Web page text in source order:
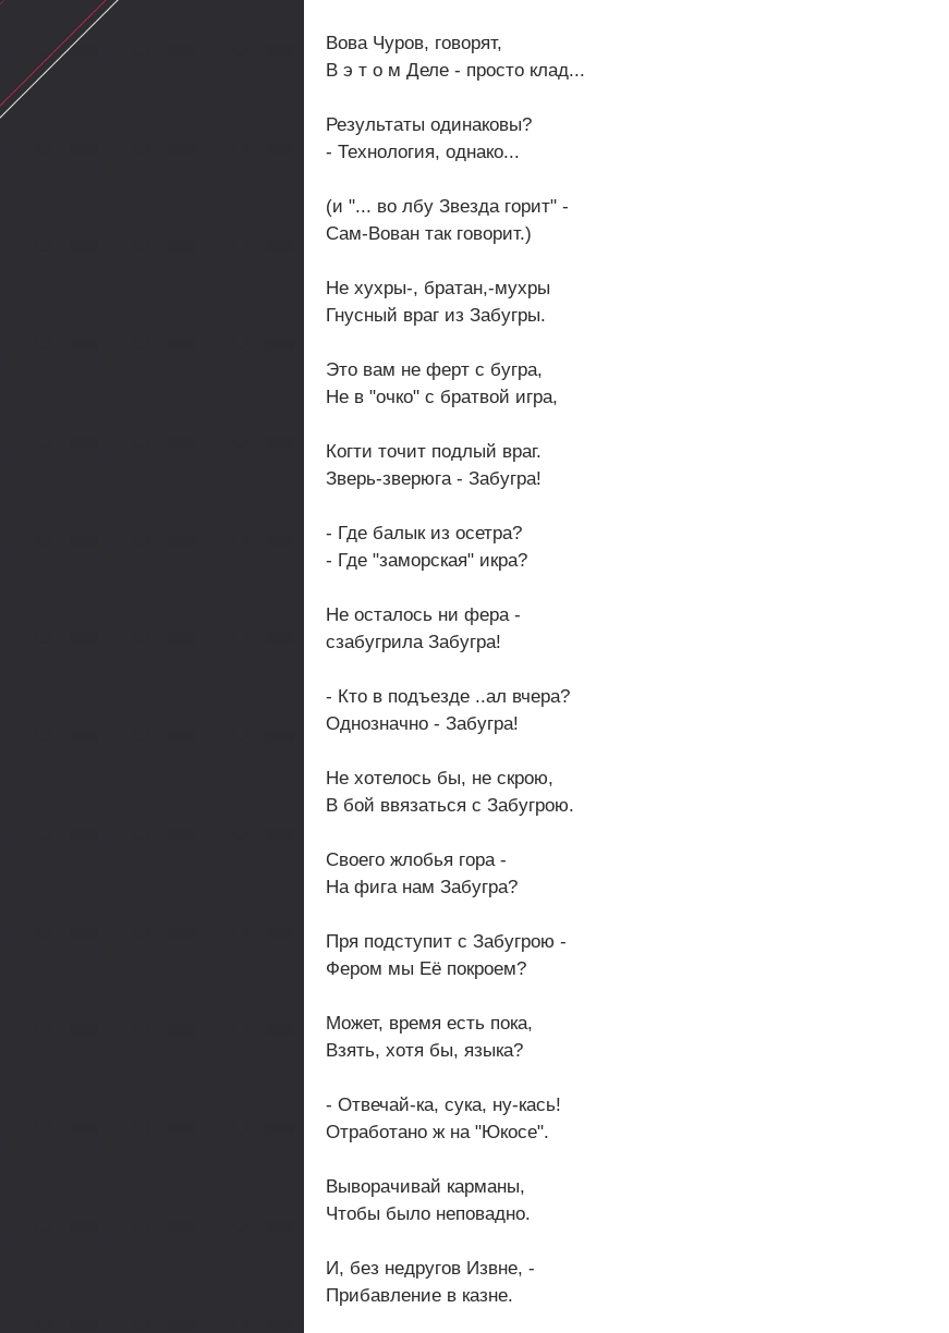
Вова Чуров, говорят,
В э т о м Деле - просто клад...
Результаты одинаковы?
- Технология, однако...
(и "... во лбу Звезда горит" -
Сам-Вован так говорит.)
Не хухры-, братан,-мухры
Гнусный враг из Забугры.
Это вам не ферт с бугра,
Не в "очко" с братвой игра,
Когти точит подлый враг.
Зверь-зверюга - Забугра!
- Где балык из осетра?
- Где "заморская" икра?
Не осталось ни фера -
сзабугрила Забугра!
- Кто в подъезде ..ал вчера?
Однозначно - Забугра!
Не хотелось бы, не скрою,
В бой ввязаться с Забугрою.
Своего жлобья гора -
На фига нам Забугра?
Пря подступит с Забугрою -
Фером мы Её покроем?
Может, время есть пока,
Взять, хотя бы, языка?
- Отвечай-ка, сука, ну-кась!
Отработано ж на "Юкосе".
Выворачивай карманы,
Чтобы было неповадно.
И, без недругов Извне, -
Прибавление в казне.